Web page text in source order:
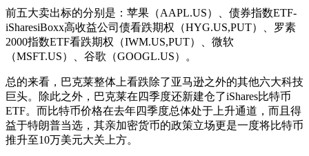
前五大卖出标的分别是：苹果（AAPL.US）、债券指数ETF-
iSharesiBoxx高收益公司债看跌期权（HYG.US,PUT）、罗素
2000指数ETF看跌期权（IWM.US,PUT）、微软
（MSFT.US）、谷歌（GOOGL.US）。
总的来看，巴克莱整体上看跌除了亚马逊之外的其他六大科技
巨头。除此之外，巴克莱在四季度还新建仓了iShares比特币
ETF。而比特币价格在去年四季度总体处于上升通道，而且得
益于特朗普当选，其亲加密货币的政策立场更是一度将比特币
推升至10万美元大关上方。